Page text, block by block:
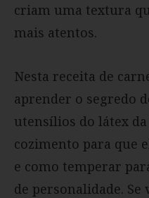
criam uma textura
mais atentos.
Nesta receita de
aprender o segredo
utensílios do látex
cozimento para que
e como temperar
de personalidade.